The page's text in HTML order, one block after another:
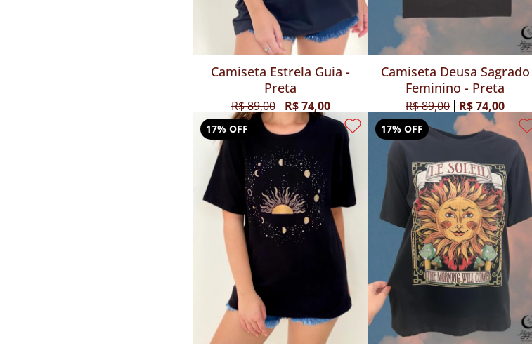
Camiseta Estrela Guia -
Preta
R$ 89,00 R$ 74,00
Camiseta Deusa Sagrado
Feminino - Preta
R$ 89,00 R$ 74,00
17% OFF 17% OFF